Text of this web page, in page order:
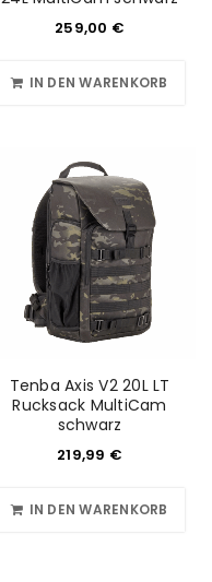
259,00 €
IN DEN WARENKORB
Tenba Axis V2 20L LT
Rucksack MultiCam
schwarz
219,99 €
IN DEN WARENKORB